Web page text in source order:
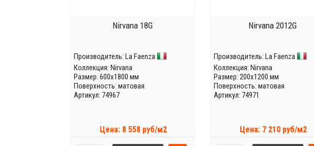
Nirvana 18G
Производитель: La Faenza
Коллекция: Nirvana
Размер: 600x1800 мм
Поверхность: матовая
Артикул: 74967
Цена: 8 558 руб/м2
Nirvana 2012G
Производитель: La Faenza
Коллекция: Nirvana
Размер: 200x1200 мм
Поверхность: матовая
Артикул: 74971
Цена: 7 210 руб/м2